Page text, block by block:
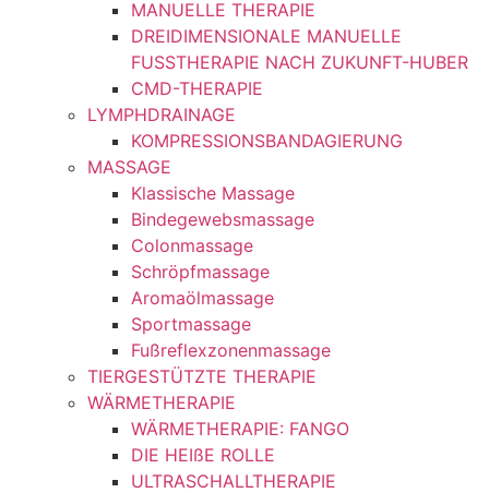
MANUELLE THERAPIE
DREIDIMENSIONALE MANUELLE
FUSSTHERAPIE NACH ZUKUNFT-HUBER
CMD-THERAPIE
LYMPHDRAINAGE
KOMPRESSIONSBANDAGIERUNG
MASSAGE
Klassische Massage
Bindegewebsmassage
Colonmassage
Schröpfmassage
Aromaölmassage
Sportmassage
Fußreflexzonenmassage
TIERGESTÜTZTE THERAPIE
WÄRMETHERAPIE
WÄRMETHERAPIE: FANGO
DIE HEIßE ROLLE
ULTRASCHALLTHERAPIE